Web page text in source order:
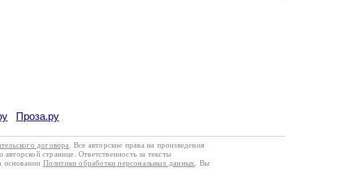
Проза.ру
договора
. Все авторские права на произведения
странице. Ответственность за тексты
основании Политики обработки персональных данных
. Вы